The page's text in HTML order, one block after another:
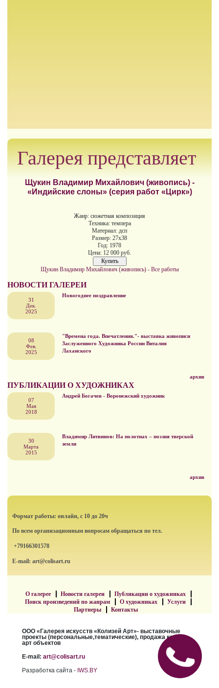
Галерея представляет
Щукин Владимир Михайлович (живопись) -
«Индийские слоны» (серия работ «Цирк»)
Жанр: сюжетная композиция
Техника: темпера
Материал: дсп
Размер: 27х38
Год: 1978
Цена: 12 000 руб.
Щукин Владимир Михайлович (живопись) - Все работы
НОВОСТИ ГАЛЕРЕИ
31
Дек.
2025
Новогоднее поздравление
08
Фев.
2025
"Времена года. Впечатления."- выставка живописи
Заслуженного Художника России Виталия
Лаханского
архив
ПУБЛИКАЦИИ О ХУДОЖНИКАХ
07
Мая
2018
Андрей Богачев - Воронежский художник
30
Марта
2015
Владимир Литвинов: На полотнах – поэзия тверской
земли
архив
Формат работы: онлайн, с 10 до 20ч
По всем организационным вопросам обращаться по тел.
+79166301578
E-mail: art@colisart.ru
О галерее Новости галереи
Публикации о художниках
Поиск произведений по жанрам
О художниках
Услуги
Партнеры
Контакты
ООО «Галерея искусств «Колизей Арт»- выставочные
проекты (персональные,тематические), продажа картин,
арт объектов
E-mail: art@colisart.ru
Разработка сайта - IWS.BY